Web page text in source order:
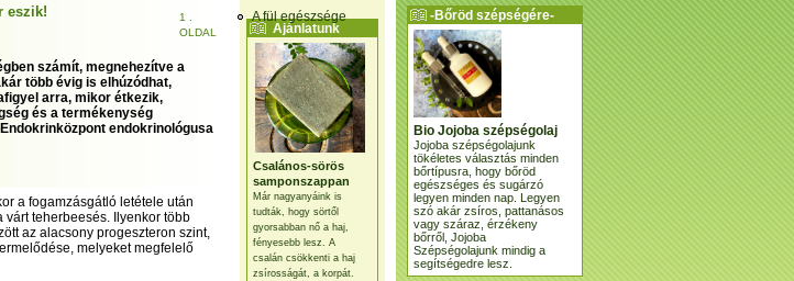
A fül egészsége
Ajánlatunk
Csalános-sörös
samponszappan
Már nagyanyáink is
tudták, hogy sörtől
gyorsabban nő a haj,
fényesebb lesz. A
csalán csökkenti a haj
zsírosságát, a korpát.
eszik!
1 .
OLDAL
számít, megnehezítve a
több évig is elhúzódhat,
arra, mikor étkezik,
és a termékenység
endokrinológusa
a fogamzásgátló letétele után
várt teherbeesés. Ilyenkor több
az alacsony progeszteron szint,
melyeket megfelelő
-Bőröd szépségére-
Bio Jojoba szépségolaj
Jojoba szépségolajunk
tökéletes választás minden
bőrtípusra, hogy bőröd
egészséges és sugárzó
legyen minden nap. Legyen
szó akár zsíros, pattanásos
vagy száraz, érzékeny
bőrről, Jojoba
Szépségolajunk mindig a
segítségedre lesz.